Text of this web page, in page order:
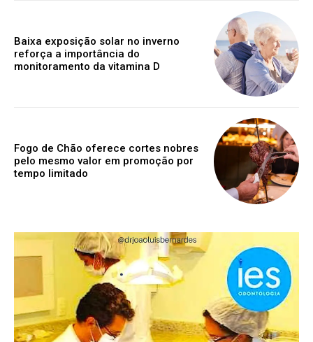
Baixa exposição solar no inverno
reforça a importância do
monitoramento da vitamina D
Fogo de Chão oferece cortes nobres
pelo mesmo valor em promoção por
tempo limitado